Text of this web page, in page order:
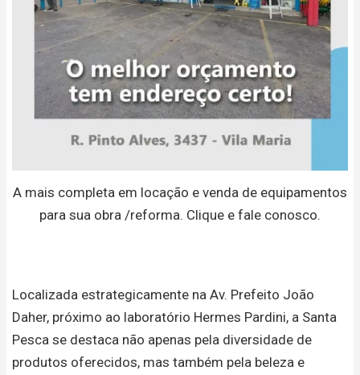
A mais completa em locação e venda de equipamentos
para sua obra /reforma. Clique e fale conosco.
Localizada estrategicamente na Av. Prefeito João
Daher, próximo ao laboratório Hermes Pardini, a Santa
Pesca se destaca não apenas pela diversidade de
produtos oferecidos, mas também pela beleza e